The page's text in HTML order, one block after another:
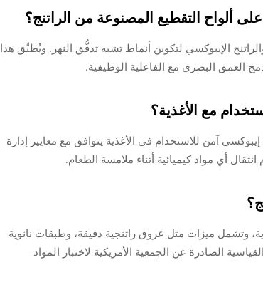
ألواح التقطيع المصنوعة من الراتنج؟
الإيبوكسي لتكوين أنماط تشبه تدفُّق النهر. ويُطبَّق هذا
العمق البصري مع الفاعلية الوظيفية.
مع الأغذية؟
آمن للاستخدام في الأغذية يتوافق مع معايير إدارة
وتشمل ميزات مثل عروق راتنجية دقيقة، وطبقات نانوية
الصادرة عن الجمعية الأمريكية لاختبار المواد